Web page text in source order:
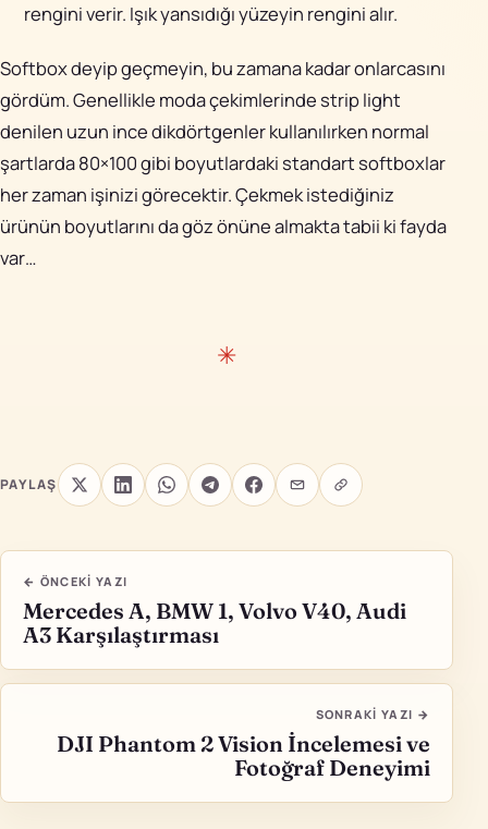
rengini verir. Işık yansıdığı yüzeyin rengini alır.
Softbox deyip geçmeyin, bu zamana kadar onlarcasını
gördüm. Genellikle moda çekimlerinde strip light
denilen uzun ince dikdörtgenler kullanılırken normal
şartlarda 80×100 gibi boyutlardaki standart softboxlar
her zaman işinizi görecektir. Çekmek istediğiniz
ürünün boyutlarını da göz önüne almakta tabii ki fayda
var…
PAYLAŞ
← ÖNCEKI YAZI
Mercedes A, BMW 1, Volvo V40, Audi
A3 Karşılaştırması
SONRAKI YAZI →
DJI Phantom 2 Vision İncelemesi ve
Fotoğraf Deneyimi